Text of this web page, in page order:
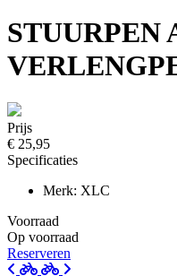
STUURPEN
Prijs
€ 25,95
Specificaties
Merk: XLC
Voorraad
Op voorraad
Reserveren